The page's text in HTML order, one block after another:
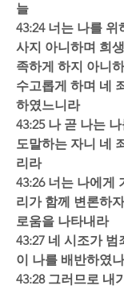
늘
43:24 너는 나를
사지 아니하며 희
족하게 하지 아니
수고롭게 하며 네
하였느니라
43:25 나 곧 나는
도말하는 자니 네
리라
43:26 너는 나에게
리가 함께 변론하
로움을 나타내라
43:27 네 시조가
이 나를 배반하였
43:28 그러므로 내